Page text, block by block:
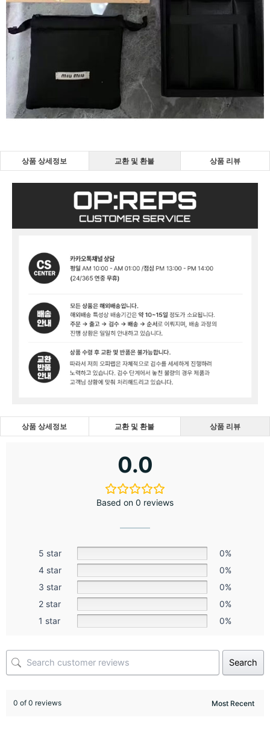
상품 상세정보 교환 및 환불 상품 리뷰
상품 상세정보 교환 및 환불 상품 리뷰
0.0
Based on 0 reviews
5 star
0%
4 star
0%
3 star
0%
2 star
0%
1 star
0%
Search
0 of 0 reviews